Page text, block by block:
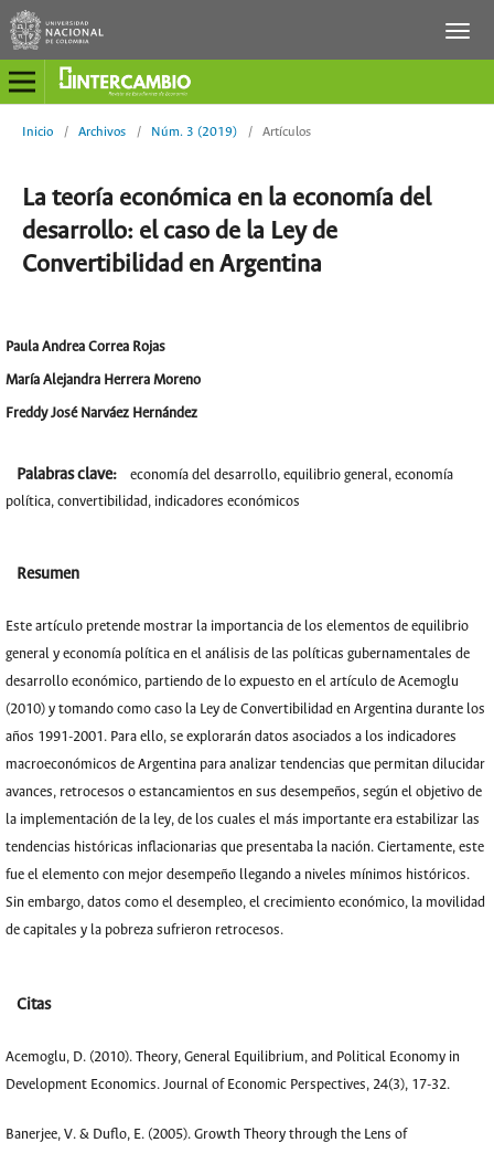
Inicio / Archivos / Núm. 3 (2019) / Artículos
La teoría económica en la economía del
desarrollo: el caso de la Ley de
Convertibilidad en Argentina
Paula Andrea Correa Rojas
María Alejandra Herrera Moreno
Freddy José Narváez Hernández
Palabras clave:
economía del desarrollo, equilibrio general, economía
política, convertibilidad, indicadores económicos
Resumen
Este artículo pretende mostrar la importancia de los elementos de equilibrio
general y economía política en el análisis de las políticas gubernamentales de
desarrollo económico, partiendo de lo expuesto en el artículo de Acemoglu
(2010) y tomando como caso la Ley de Convertibilidad en Argentina durante los
años 1991-2001. Para ello, se explorarán datos asociados a los indicadores
macroeconómicos de Argentina para analizar tendencias que permitan dilucidar
avances, retrocesos o estancamientos en sus desempeños, según el objetivo de
la implementación de la ley, de los cuales el más importante era estabilizar las
tendencias históricas inflacionarias que presentaba la nación. Ciertamente, este
fue el elemento con mejor desempeño llegando a niveles mínimos históricos.
Sin embargo, datos como el desempleo, el crecimiento económico, la movilidad
de capitales y la pobreza sufrieron retrocesos.
Citas
Acemoglu, D. (2010). Theory, General Equilibrium, and Political Economy in
Development Economics. Journal of Economic Perspectives, 24(3), 17-32.
Banerjee, V. & Duflo, E. (2005). Growth Theory through the Lens of